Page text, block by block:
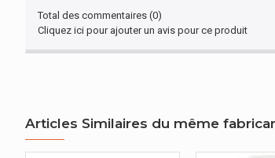
ÉCRAN
Microphone intégré
Total des commentaires (0)
Cliquez ici pour ajouter un avis pour ce produit
Articles Similaires du même